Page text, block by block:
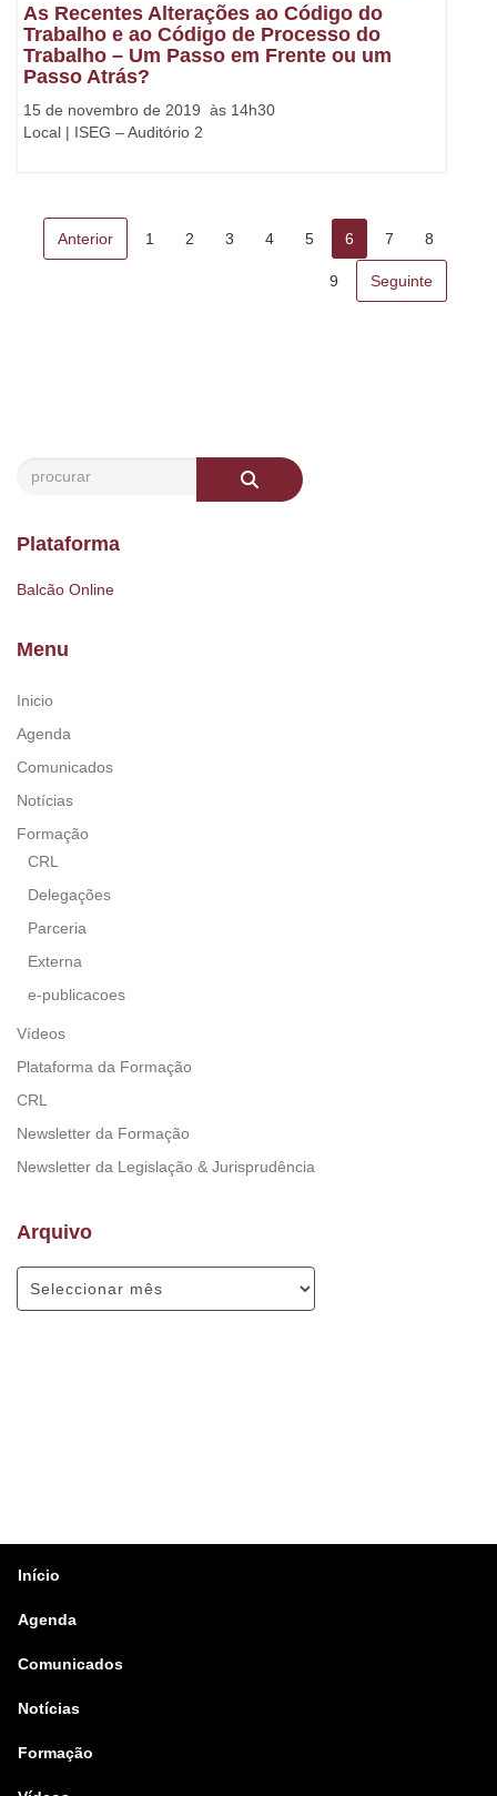
As Recentes Alterações ao Código do
Trabalho e ao Código de Processo do
Trabalho – Um Passo em Frente ou um
Passo Atrás?
15 de novembro de 2019 às 14h30
Local | ISEG – Auditório 2
Anterior 1 2 3 4 5 6 7 8
9 Seguinte
Plataforma
Balcão Online
Menu
Inicio
Agenda
Comunicados
Notícias
Formação
CRL
Delegações
Parceria
Externa
e-publicacoes
Vídeos
Plataforma da Formação
CRL
Newsletter da Formação
Newsletter da Legislação & Jurisprudência
Arquivo
Início
Agenda
Comunicados
Notícias
Formação